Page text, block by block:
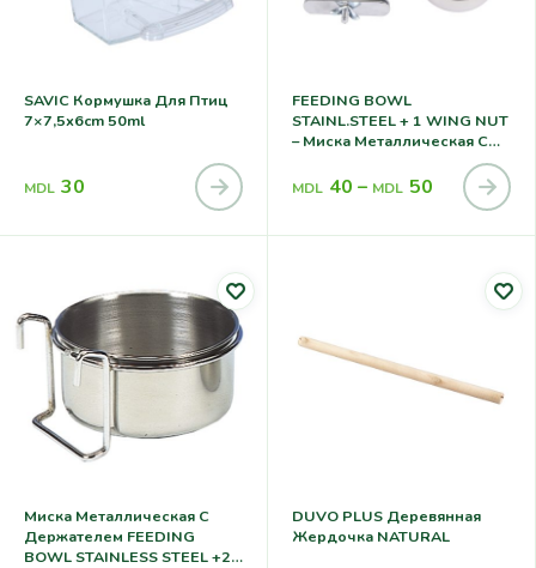
SAVIC Кормушка Для Птиц
7×7,5x6cm 50ml
MDL 30
FEEDING BOWL
STAINL.STEEL + 1 WING NUT
– Миска Металлическая С
MDL 40 – MDL 50
Миска Металлическая С
Держателем FEEDING
BOWL STAINLESS STEEL +2
DUVO PLUS Деревянная
Жердочка NATURAL